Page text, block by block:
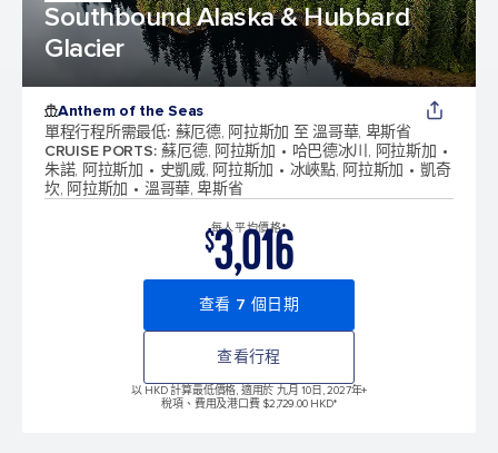
Southbound Alaska & Hubbard
Glacier
Anthem of the Seas
單程行程所需最低: 蘇厄德, 阿拉斯加 至 溫哥華, 卑斯省
CRUISE PORTS: 蘇厄德, 阿拉斯加
哈巴德冰川, 阿拉斯加
朱諾, 阿拉斯加
史凱威, 阿拉斯加 冰峽點, 阿拉斯加
凱奇
坎, 阿拉斯加
溫哥華, 卑斯省
每人平均價格*
$3,016
查看 7 個日期
查看行程
以 HKD 計算最低價格, 適用於 九月 10日, 2027年+
稅項、費用及港口費 $2,729.00 HKD*